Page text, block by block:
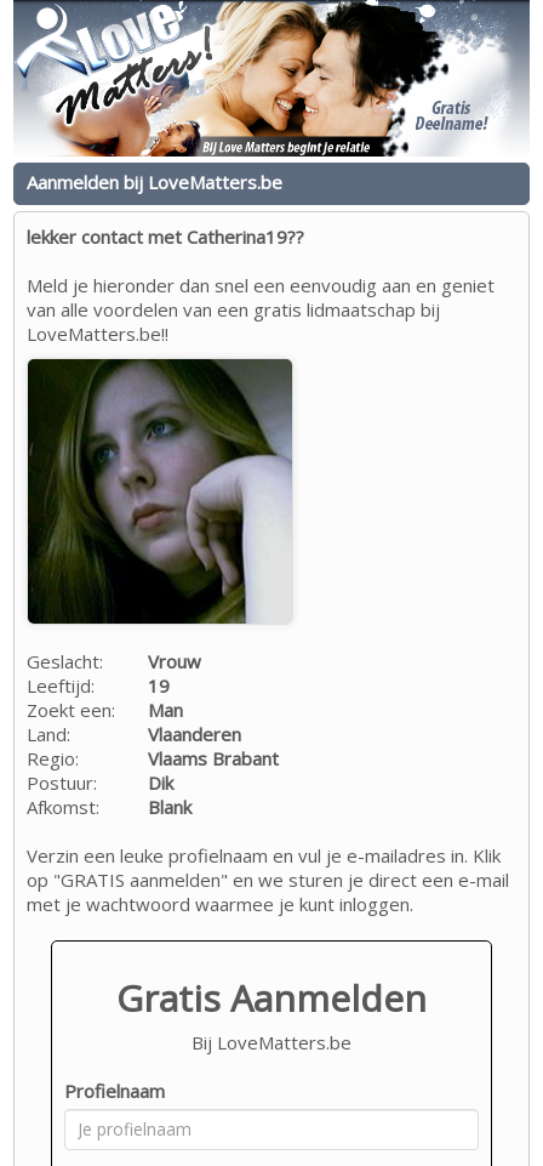
Aanmelden bij LoveMatters.be
lekker contact met Catherina19??
Meld je hieronder dan snel een eenvoudig aan en geniet
van alle voordelen van een gratis lidmaatschap bij
LoveMatters.be!!
Geslacht:
Vrouw
Leeftijd:
19
Zoekt een:
Man
Land:
Vlaanderen
Regio:
Vlaams Brabant
Postuur:
Dik
Afkomst:
Blank
Verzin een leuke profielnaam en vul je e-mailadres in. Klik
op "GRATIS aanmelden" en we sturen je direct een e-mail
met je wachtwoord waarmee je kunt inloggen.
Gratis Aanmelden
Bij LoveMatters.be
Profielnaam